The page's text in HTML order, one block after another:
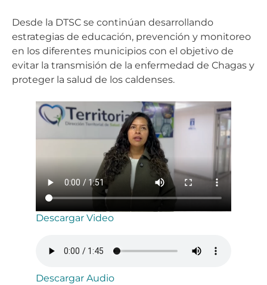
Desde la DTSC se continúan desarrollando
estrategias de educación, prevención y monitoreo
en los diferentes municipios con el objetivo de
evitar la transmisión de la enfermedad de Chagas y
proteger la salud de los caldenses.
Descargar Video
Descargar Audio